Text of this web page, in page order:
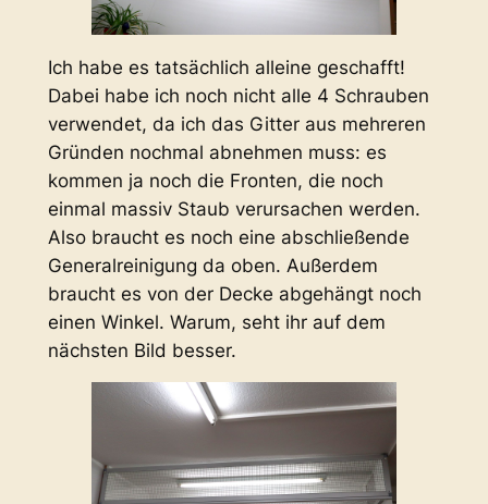
Ich habe es tatsächlich alleine geschafft!
Dabei habe ich noch nicht alle 4 Schrauben
verwendet, da ich das Gitter aus mehreren
Gründen nochmal abnehmen muss: es
kommen ja noch die Fronten, die noch
einmal massiv Staub verursachen werden.
Also braucht es noch eine abschließende
Generalreinigung da oben. Außerdem
braucht es von der Decke abgehängt noch
einen Winkel. Warum, seht ihr auf dem
nächsten Bild besser.